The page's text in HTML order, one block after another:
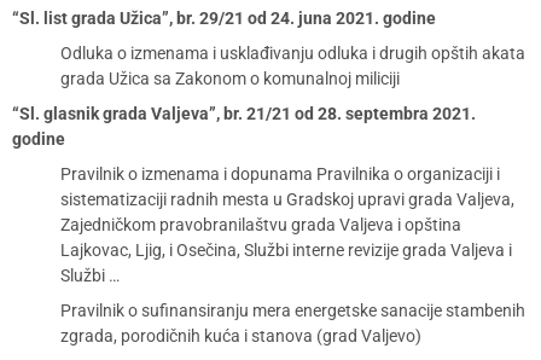
“Sl. list grada Užica”, br. 29/21 od 24. juna 2021. godine
Odluka o izmenama i usklađivanju odluka i drugih opštih akata
grada Užica sa Zakonom o komunalnoj miliciji
“Sl. glasnik grada Valjeva”, br. 21/21 od 28. septembra 2021.
godine
Pravilnik o izmenama i dopunama Pravilnika o organizaciji i
sistematizaciji radnih mesta u Gradskoj upravi grada Valjeva,
Zajedničkom pravobranilaštvu grada Valjeva i opština
Lajkovac, Ljig, i Osečina, Službi interne revizije grada Valjeva i
Službi …
Pravilnik o sufinansiranju mera energetske sanacije stambenih
zgrada, porodičnih kuća i stanova (grad Valjevo)